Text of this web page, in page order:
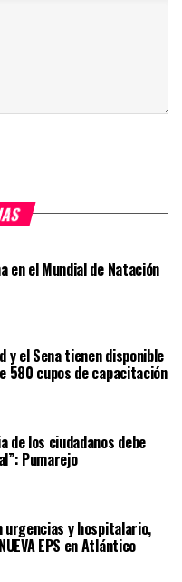
en el Mundial de Natación
y el Sena tienen disponible
580 cupos de capacitación
de los ciudadanos debe
Pumarejo
urgencias y hospitalario,
EPS en Atlántico